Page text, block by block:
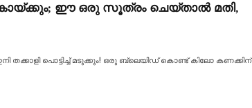
ഈ ഒരു സൂത്രം ചെയ്‌താൽ മതി,
തക്കാളി പൊട്ടിച്ച് മടുക്കും! ഒരു ബ്ലെയിഡ് കൊണ്ട് കിലോ കണക്കിന്